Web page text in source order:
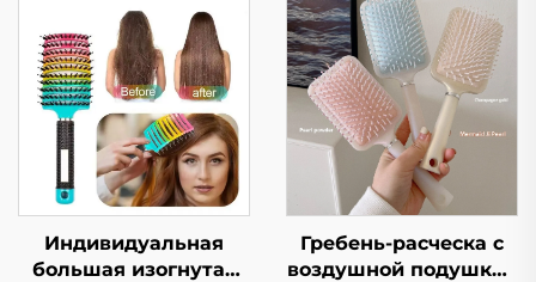
расцветка, полая
конструкция,
овальная форма,
нейлоновый
материал,
индивидуальный
логотип, массажная
щетка для волос
волосами,
экологичная мягкая
пластиковая щетка,
нейлоновая пэддел
расческа с
вентиляционной
системой
Индивидуальная
большая изогнутая
Гребень-расческа с
воздушной подушкой